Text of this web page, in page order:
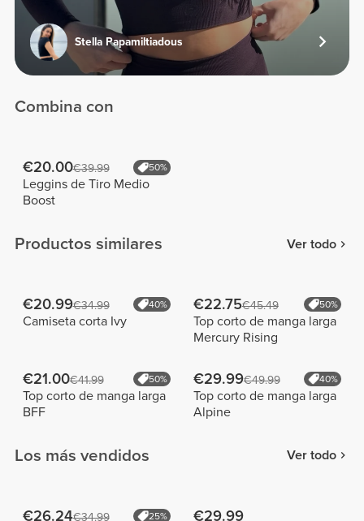
Stella Papamiltiadous
Combina con
€20.00€39.99 50%
Leggins de Tiro Medio
Boost
Productos similares Ver todo
€20.99€34.99 40%
Camiseta corta Ivy
€22.75€45.49 50%
Top corto de manga larga
Mercury Rising
€21.00€41.99 50%
Top corto de manga larga
BFF
€29.99€49.99 40%
Top corto de manga larga
Alpine
Los más vendidos Ver todo
€26.24€34.99 25% €29.99